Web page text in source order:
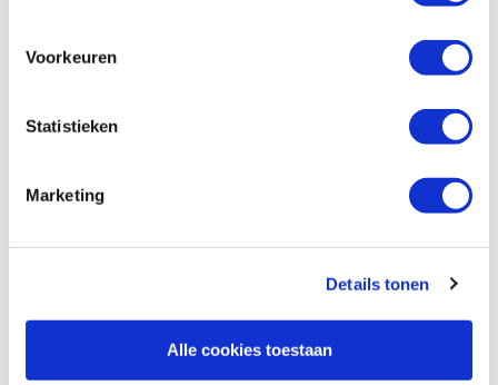
Voorkeuren
Statistieken
Marketing
Details tonen
Alle cookies toestaan
Zwenkwiel kunststof grijs met plaat en
€ 6,36 excl. btw
Vergelijken